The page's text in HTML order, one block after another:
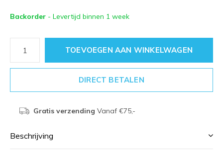
Backorder - Levertijd binnen 1 week
TOEVOEGEN AAN WINKELWAGEN
DIRECT BETALEN
Gratis verzending Vanaf €75,-
Beschrijving